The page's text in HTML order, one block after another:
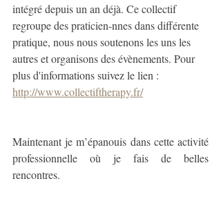
intégré depuis un an déjà. Ce collectif
regroupe des praticien-nnes dans différente
pratique, nous nous soutenons les uns les
autres et organisons des évènements. Pour
plus d'informations suivez le lien :
http://www.collectiftherapy.fr/
Maintenant je m’épanouis dans cette activité
professionnelle où je fais de belles
rencontres.